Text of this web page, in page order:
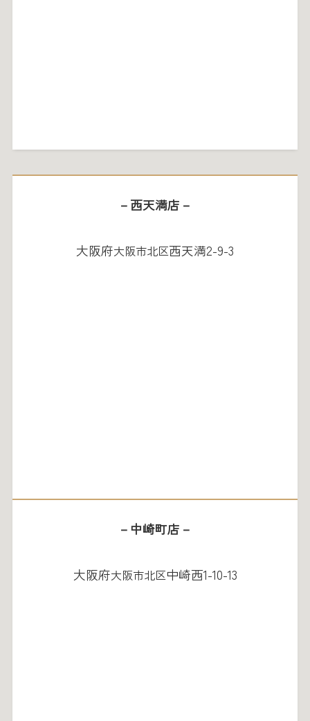
－西天満店－
大阪府大阪市北区西天満2-9-3
－中崎町店－
大阪府大阪市北区中崎西1-10-13